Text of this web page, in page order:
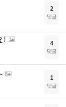
2
댓글
! 4
댓글
1
댓글